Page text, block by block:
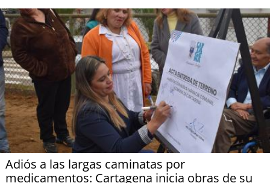
Adiós a las largas caminatas por
medicamentos: Cartagena inicia obras de su